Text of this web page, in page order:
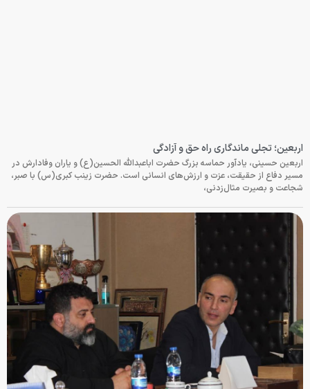
اربعین؛ تجلی ماندگاری راه حق و آزادگی
اربعین حسینی، یادآور حماسه بزرگ حضرت اباعبدالله الحسین(ع) و یاران وفادارش در
مسیر دفاع از حقیقت، عزت و ارزش‌های انسانی است. حضرت زینب کبری(س) با صبر،
شجاعت و بصیرت مثال‌زدنی،